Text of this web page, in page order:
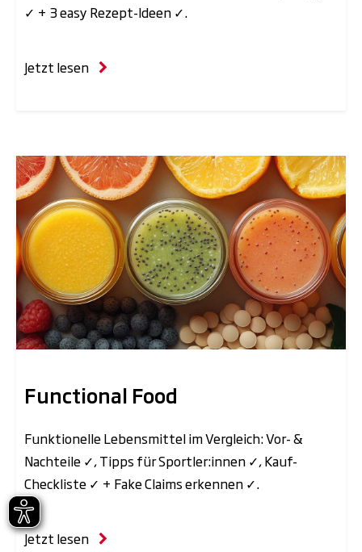
✓ + 3 easy Rezept-Ideen ✓.
Jetzt lesen
Functional Food
Funktionelle Lebensmittel im Vergleich: Vor- &
Nachteile ✓, Tipps für Sportler:innen ✓, Kauf-
Checkliste ✓ + Fake Claims erkennen ✓.
Jetzt lesen